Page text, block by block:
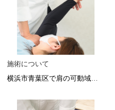
施術について